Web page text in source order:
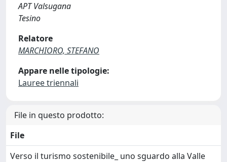
APT Valsugana
Tesino
Relatore
MARCHIORO, STEFANO
Appare nelle tipologie:
Lauree triennali
File in questo prodotto:
File
Verso il turismo sostenibile_ uno sguardo alla Valle